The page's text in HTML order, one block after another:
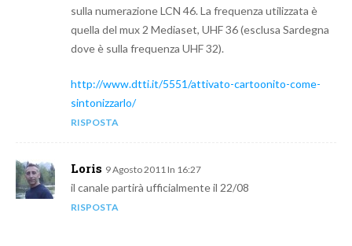
sulla numerazione LCN 46. La frequenza utilizzata è
quella del mux 2 Mediaset, UHF 36 (esclusa Sardegna
dove è sulla frequenza UHF 32).
http://www.dtti.it/5551/attivato-cartoonito-come-
sintonizzarlo/
RISPOSTA
Loris 9 Agosto 2011 In 16:27
il canale partirà ufficialmente il 22/08
RISPOSTA